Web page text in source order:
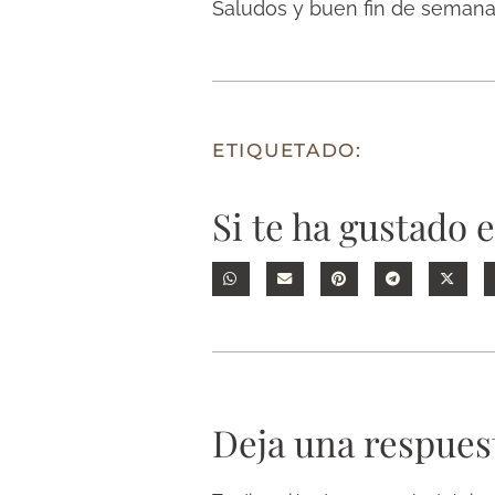
Saludos y buen fin de
ETIQUETADO:
Si te ha gustado
Deja una